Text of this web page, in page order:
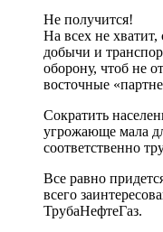
Не получится!
На всех не
добычи и
оборону, чтоб не
восточные
Cократить
угрожающе мала
соответственно
Все равно
всего
ТрубаНефтеГаз.